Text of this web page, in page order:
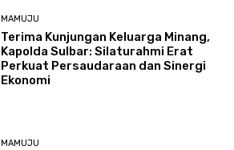
MAMUJU
Terima Kunjungan Keluarga Minang,
Kapolda Sulbar: Silaturahmi Erat
Perkuat Persaudaraan dan Sinergi
Ekonomi
MAMUJU